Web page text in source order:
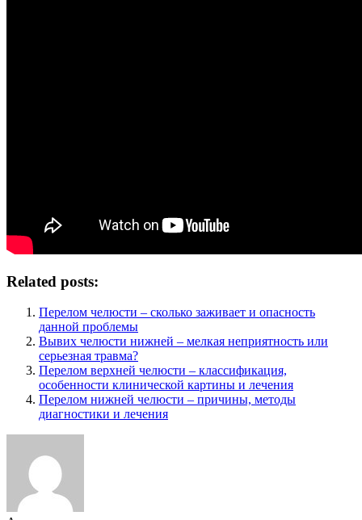
Related posts:
Перелом челюсти – сколько заживает и опасность
данной проблемы
Вывих челюсти нижней – мелкая неприятность или
серьезная травма?
Перелом верхней челюсти – классификация,
особенности клинической картины и лечения
Перелом нижней челюсти – причины, методы
диагностики и лечения